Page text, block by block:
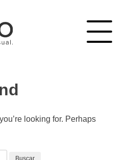
looking for. Perhaps